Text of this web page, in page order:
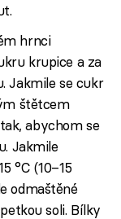
hrnci
krupice a za
Jakmile se cukr
štětcem
abychom se
Jakmile
°C (10–15
odmaštěné
soli. Bílky